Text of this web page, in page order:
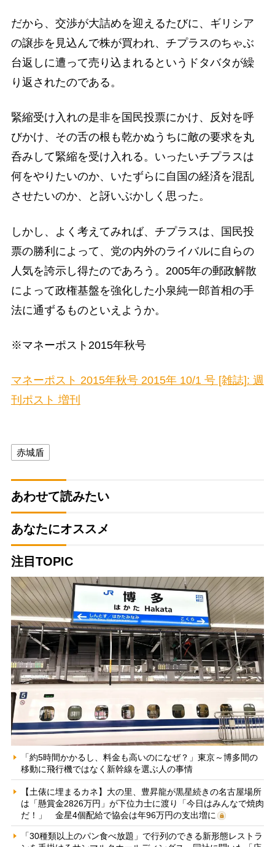
だから、交渉が大詰めを迎えるたびに、ギリシア
の譲歩を見込んで株が買われ、チプラスのちゃぶ
台返しに遭って売り込まれるというドタバタが繰
り返されたのである。
緊縮受け入れの是非を国民投票にかけ、反対を呼
びかけ、その舌の根も乾かぬうちに敵の要求を丸
呑みして緊縮を受け入れる。いったいチプラスは
何をやりたいのか、いたずらに自国の経済を混乱
させたいのか、と訝いぶかしく思った。
しかし、よく考えてみれば、チプラスは、国民投
票の勝利によって、党の内外のライバルに自らの
人気を誇示し得たのであろう。2005年の郵政解散
によって政権基盤を強化した小泉純一郎首相の手
法に通ずるものといえようか。
※マネーポスト2015年秋号
マネーポスト 2015年秋号 2015年 10/1 号 [雑誌]: 週
刊ポスト 増刊
赤城盾
あわせて読みたい
あなたにオススメ
注目TOPIC
「約5時間かかるし、料金も高いのになぜ？」東京～博多間の
移動に飛行機ではなく新幹線を選ぶ人の事情
【土俵に埋まるカネ】大の里、豊昇龍が黒星続きの名古屋場所
は「懸賞金2826万円」が下位力士に渡り「今日はみんなで焼肉
だ！」 金星4個配給で協会は年96万円の支出増に
「30種類以上のパン食べ放題」で行列のできる新形態レストラ